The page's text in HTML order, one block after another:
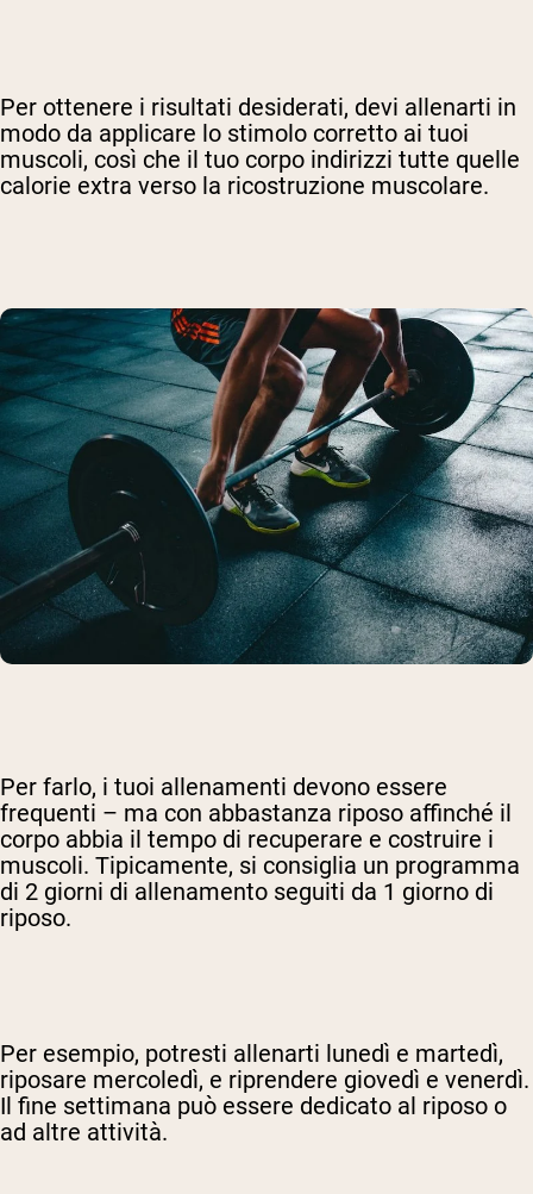
Per ottenere i risultati desiderati, devi allenarti in
modo da applicare lo stimolo corretto ai tuoi
muscoli, così che il tuo corpo indirizzi tutte quelle
calorie extra verso la ricostruzione muscolare.
Per farlo, i tuoi allenamenti devono essere
frequenti – ma con abbastanza riposo affinché il
corpo abbia il tempo di recuperare e costruire i
muscoli. Tipicamente, si consiglia un programma
di 2 giorni di allenamento seguiti da 1 giorno di
riposo.
Per esempio, potresti allenarti lunedì e martedì,
riposare mercoledì, e riprendere giovedì e venerdì.
Il fine settimana può essere dedicato al riposo o
ad altre attività.